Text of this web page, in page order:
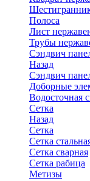
Полоса
Лист
Трубы
Сэндвич
Назад
Сэндвич
Доборные
Водосточная
Сетка
Назад
Сетка
Сетка
Сетка сварная
Сетка рабица
Метизы